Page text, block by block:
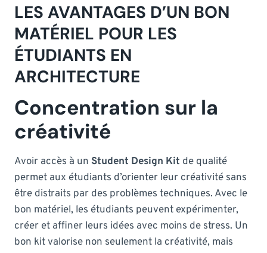
LES AVANTAGES D’UN BON
MATÉRIEL POUR LES
ÉTUDIANTS EN
ARCHITECTURE
Concentration sur la
créativité
Avoir accès à un Student Design Kit de qualité
permet aux étudiants d’orienter leur créativité sans
être distraits par des problèmes techniques. Avec le
bon matériel, les étudiants peuvent expérimenter,
créer et affiner leurs idées avec moins de stress. Un
bon kit valorise non seulement la créativité, mais